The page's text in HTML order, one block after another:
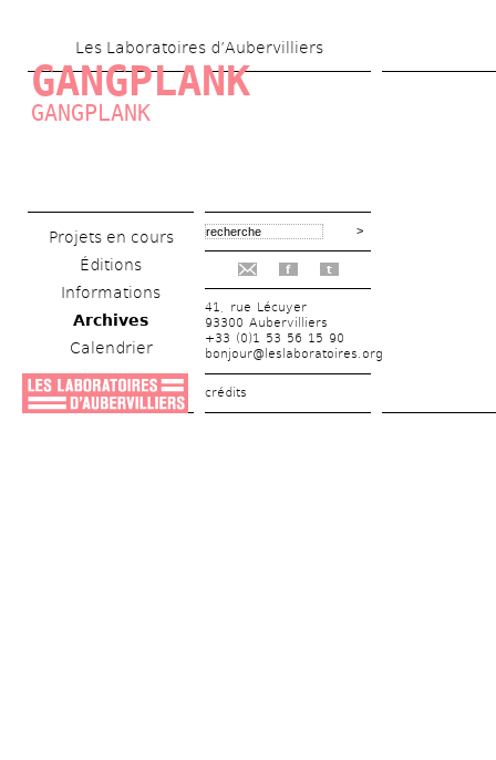
au
contenu
principal
Les Laboratoires d’Aubervilliers
GANGPLANK
GANGPLANK
Projets en cours
Éditions
Informations
Archives
Calendrier
f t
41, rue Lécuyer
93300 Aubervilliers
+33 (0)1 53 56 15 90
bonjour@leslaboratoires.org
crédits